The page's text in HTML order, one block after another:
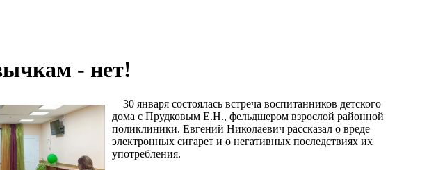
- нет!
30 января состоялась встреча воспитанников детского
дома с Прудковым Е.Н., фельдшером взрослой районной
поликлиники. Евгений Николаевич рассказал о вреде
электронных сигарет и о негативных последствиях их
употребления.